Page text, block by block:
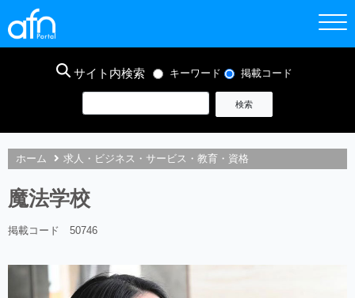
サイト内検索 キーワード 掲載コード
ホーム 求人・ビジネス・サービス・教育・資格
魔法学校
掲載コード 50746